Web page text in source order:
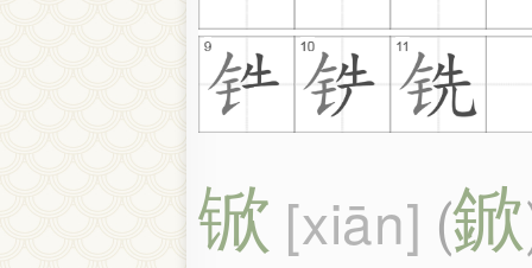
锨 xiān (鍁